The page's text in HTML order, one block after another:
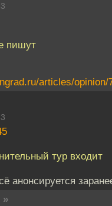
пишут
articles/opinion/
тур входит
анонсируется
»